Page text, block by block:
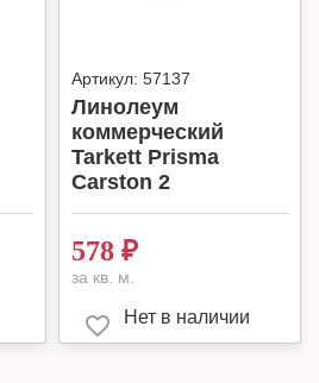
Артикул: 57137
Линолеум
коммерческий
Tarkett Prisma
Carston 2
578 ₽
за кв. м.
Нет в наличии